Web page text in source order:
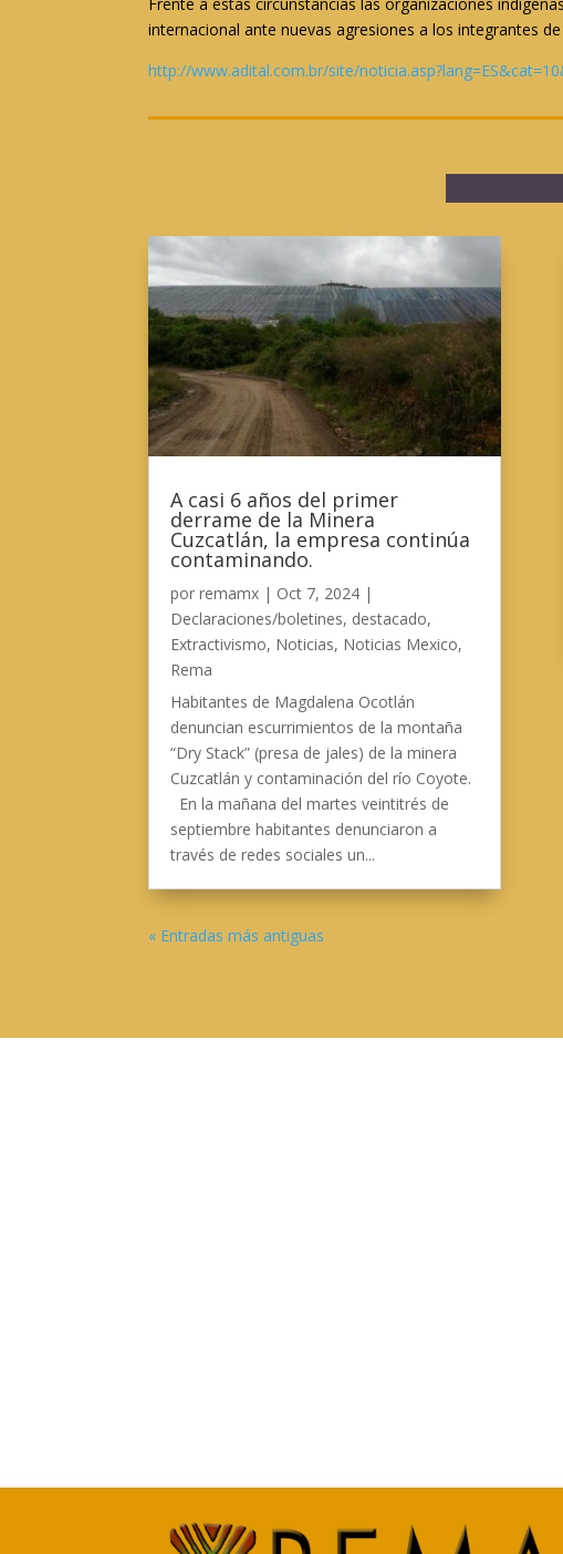
internacional ante nuevas agresiones a los integrantes
http://www.adital.com.br/site/
A casi 6 años del primer
derrame de la Minera
Cuzcatlán, la empresa continúa
contaminando.
porremamx | Oct 7, 2024 |
Declaraciones/boletines, destacado,
Extractivismo, Noticias, Noticias Mexico,
Rema
Habitantes de Magdalena Ocotlán
denuncian escurrimientos de la montaña
“Dry Stack” (presa de jales) de la minera
Cuzcatlán y contaminación del río Coyote.
En la mañana del martes veintitrés de
septiembre habitantes denunciaron a
través de redes sociales un...
« Entradas más antiguas